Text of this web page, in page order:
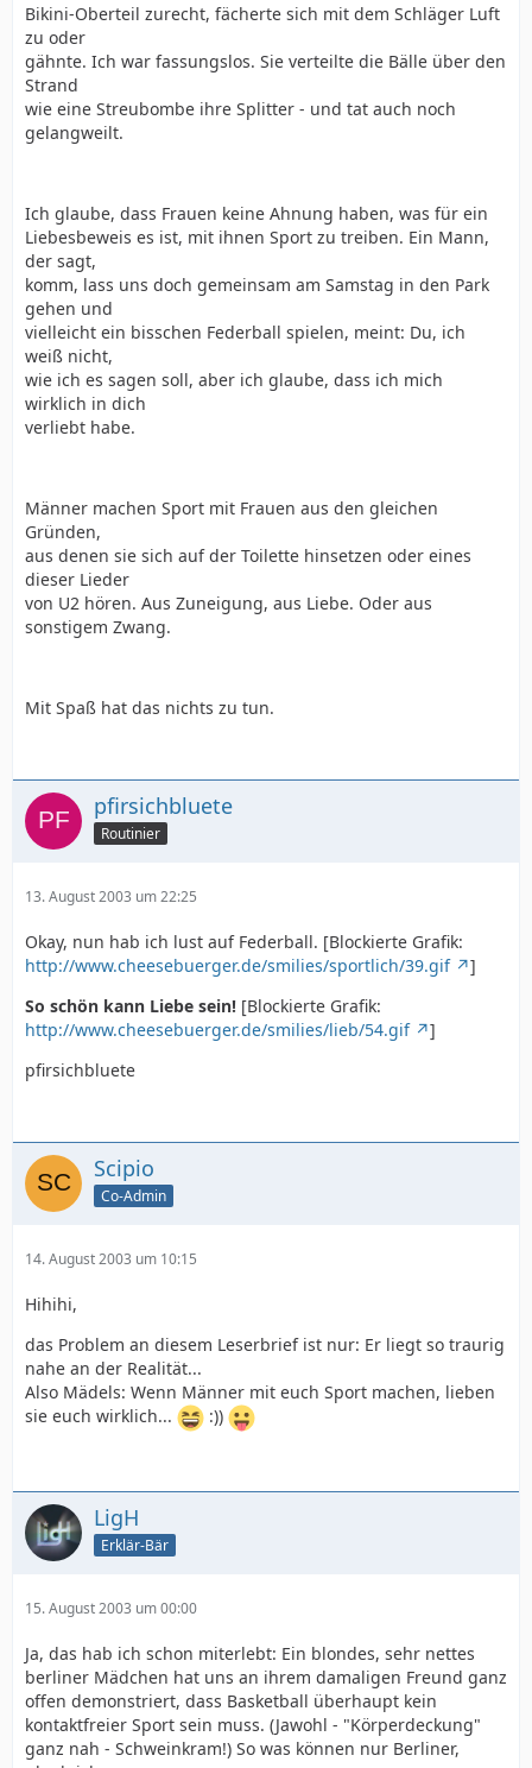
Bikini-Oberteil zurecht, fächerte sich mit dem Schläger Luft
zu oder
gähnte. Ich war fassungslos. Sie verteilte die Bälle über den
Strand
wie eine Streubombe ihre Splitter - und tat auch noch
gelangweilt.
Ich glaube, dass Frauen keine Ahnung haben, was für ein
Liebesbeweis es ist, mit ihnen Sport zu treiben. Ein Mann,
der sagt,
komm, lass uns doch gemeinsam am Samstag in den Park
gehen und
vielleicht ein bisschen Federball spielen, meint: Du, ich
weiß nicht,
wie ich es sagen soll, aber ich glaube, dass ich mich
wirklich in dich
verliebt habe.
Männer machen Sport mit Frauen aus den gleichen
Gründen,
aus denen sie sich auf der Toilette hinsetzen oder eines
dieser Lieder
von U2 hören. Aus Zuneigung, aus Liebe. Oder aus
sonstigem Zwang.
Mit Spaß hat das nichts zu tun.
pfirsichbluete
Routinier
13. August 2003 um 22:25
Okay, nun hab ich lust auf Federball. [Blockierte Grafik:
http://www.cheesebuerger.de/smilies/sportlich/39.gif
]
So schön kann Liebe sein! [Blockierte Grafik:
http://www.cheesebuerger.de/smilies/lieb/54.gif
]
pfirsichbluete
Scipio
Co-Admin
14. August 2003 um 10:15
Hihihi,
das Problem an diesem Leserbrief ist nur: Er liegt so traurig
nahe an der Realität...
Also Mädels: Wenn Männer mit euch Sport machen, lieben
sie euch wirklich...
:))
LigH
Erklär-Bär
15. August 2003 um 00:00
Ja, das hab ich schon miterlebt: Ein blondes, sehr nettes
berliner Mädchen hat uns an ihrem damaligen Freund ganz
offen demonstriert, dass Basketball überhaupt kein
kontaktfreier Sport sein muss. (Jawohl - "Körperdeckung"
ganz nah - Schweinkram!) So was können nur Berliner,